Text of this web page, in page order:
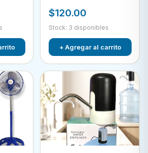
$120.00
Stock: 3 disponibles
+ Agregar al carrito